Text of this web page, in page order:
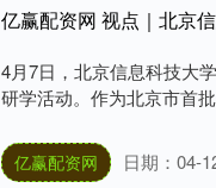
亿赢配资网 视点｜北京
4月7日，北京信息科技大
研学活动。作为北京市首
亿赢配资网 日期：04-